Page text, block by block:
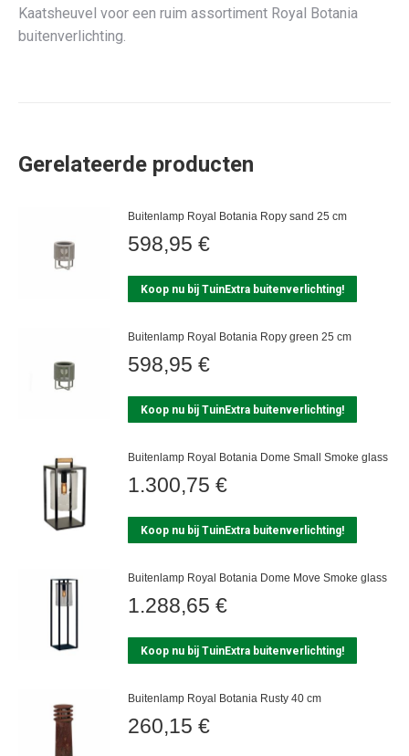
Kaatsheuvel voor een ruim assortiment Royal Botania
buitenverlichting.
Gerelateerde producten
Buitenlamp Royal Botania Ropy sand 25 cm
598,95 €
Koop nu bij TuinExtra buitenverlichting!
Buitenlamp Royal Botania Ropy green 25 cm
598,95 €
Koop nu bij TuinExtra buitenverlichting!
Buitenlamp Royal Botania Dome Small Smoke glass
1.300,75 €
Koop nu bij TuinExtra buitenverlichting!
Buitenlamp Royal Botania Dome Move Smoke glass
1.288,65 €
Koop nu bij TuinExtra buitenverlichting!
Buitenlamp Royal Botania Rusty 40 cm
260,15 €